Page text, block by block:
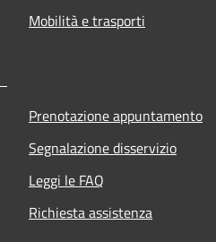
Mobilità e trasporti
Prenotazione appuntamento
Segnalazione disservizio
Leggi le FAQ
Richiesta assistenza